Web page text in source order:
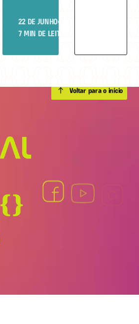
22 DE JUNHO•
7 MIN DE LEITURA
Voltar para o início